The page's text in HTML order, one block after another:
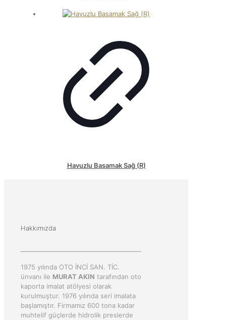
Havuzlu Basamak Sağ (R)
Hakkımızda
1975 yılında OTO İNCİ SAN. TİC.
ünvanı ile MURAT AKIN tarafından oto
kaporta imalat atölyesi olarak
kurulmuştur. 1976 yılında seri imalata
başlamıştır. Firmamız 600 tona kadar
muhtelif güçlerde hidrolik preslerde